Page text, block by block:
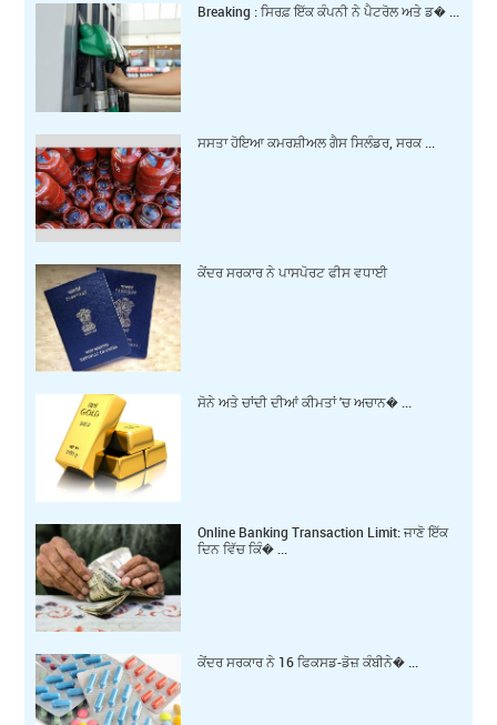
Breaking : ਸਿਰਫ਼ ਇੱਕ ਕੰਪਨੀ ਨੇ ਪੈਟਰੋਲ ਅਤੇ ਡ� ...
ਸਸਤਾ ਹੋਇਆ ਕਮਰਸ਼ੀਅਲ ਗੈਸ ਸਿਲੰਡਰ, ਸਰਕ ...
ਕੇਂਦਰ ਸਰਕਾਰ ਨੇ ਪਾਸਪੋਰਟ ਫੀਸ ਵਧਾਈ
ਸੋਨੇ ਅਤੇ ਚਾਂਦੀ ਦੀਆਂ ਕੀਮਤਾਂ 'ਚ ਅਚਾਨ� ...
Online Banking Transaction Limit: ਜਾਣੋ ਇੱਕ
ਦਿਨ ਵਿੱਚ ਕਿੰ� ...
ਕੇਂਦਰ ਸਰਕਾਰ ਨੇ 16 ਫਿਕਸਡ-ਡੋਜ਼ ਕੰਬੀਨੇ� ...